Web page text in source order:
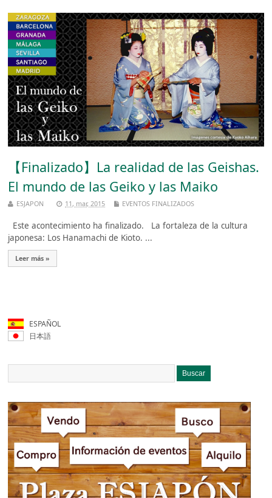
【Finalizado】La realidad de las Geishas.
El mundo de las Geiko y las Maiko
ESJAPON 11, mar, 2015 EVENTOS FINALIZADOS
Este acontecimiento ha finalizado. La fortaleza de la cultura
japonesa: Los Hanamachi de Kioto. ...
Leer más »
ESPAÑOL
日本語